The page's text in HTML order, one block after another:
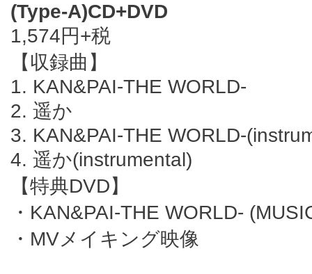
(Type-A)CD+DVD
1,574円+税
【収録曲】
1. KAN&PAI-THE WORLD-
2. 遥か
3. KAN&PAI-THE WORLD-
4. 遥か(instrumental)
【特典DVD】
・KAN&PAI-THE WORLD-
・MVメイキング映像